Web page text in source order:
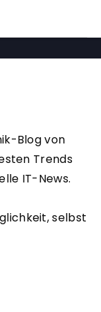
Blog von
Trends
IT-News.
selbst